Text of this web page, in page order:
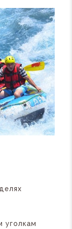
уголкам